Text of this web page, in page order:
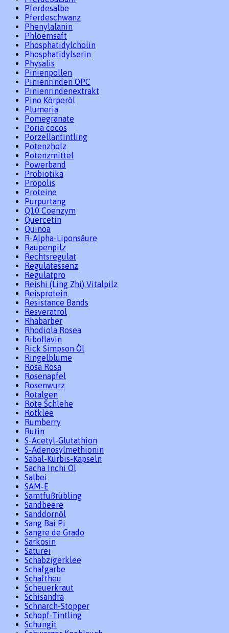
Pferdesalbe
Pferdeschwanz
Phenylalanin
Phloemsaft
Phosphatidylcholin
Phosphatidylserin
Physalis
Pinienpollen
Pinienrinden OPC
Pinienrindenextrakt
Pino Körperöl
Plumeria
Pomegranate
Poria cocos
Porzellantintling
Potenzholz
Potenzmittel
Powerband
Probiotika
Propolis
Proteine
Purpurtang
Q10 Coenzym
Quercetin
Quinoa
R-Alpha-Liponsäure
Raupenpilz
Rechtsregulat
Regulatessenz
Regulatpro
Reishi (Ling Zhi) Vitalpilz
Reisprotein
Resistance Bands
Resveratrol
Rhabarber
Rhodiola Rosea
Riboflavin
Rick Simpson Öl
Ringelblume
Rosa Rosa
Rosenapfel
Rosenwurz
Rotalgen
Rote Schlehe
Rotklee
Rumberry
Rutin
S-Acetyl-Glutathion
S-Adenosylmethionin
Sabal-Kürbis-Kapseln
Sacha Inchi Öl
Salbei
SAM-E
Samtfußrübling
Sandbeere
Sanddornöl
Sang Bai Pi
Sangre de Grado
Sarkosin
Saturei
Schabzigerklee
Schafgarbe
Schaftheu
Scheuerkraut
Schisandra
Schnarch-Stopper
Schopf-Tintling
Schungit